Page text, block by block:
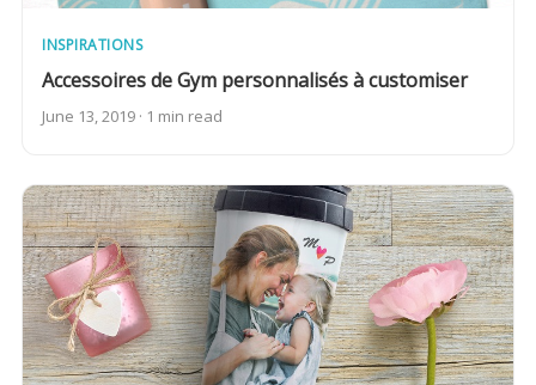
INSPIRATIONS
Accessoires de Gym personnalisés à customiser
June 13, 2019 · 1 min read